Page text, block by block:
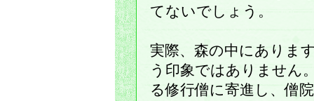
てないでしょう。
実際、森の中にありま
う印象ではありません
る修行僧に寄進し、僧